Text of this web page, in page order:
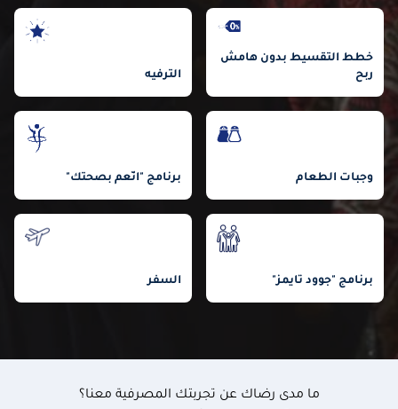
خطط التقسيط بدون هامش
ربح
الترفيه
وجبات الطعام برنامج "انّعم بصحتك"
برنامج "جوود تايمز" السفر
ما مدى رضاك عن تجربتك المصرفية معنا؟